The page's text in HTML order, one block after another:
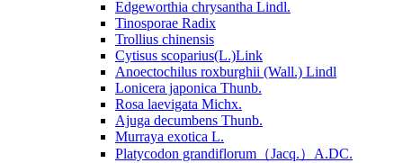
Edgeworthia chrysantha Lindl.
Tinosporae Radix
Trollius chinensis
Cytisus scoparius(L.)Link
Anoectochilus roxburghii (Wall.) Lindl
Lonicera japonica Thunb.
Rosa laevigata Michx.
Ajuga decumbens Thunb.
Murraya exotica L.
Platycodon grandiflorum（Jacq.）A.DC.